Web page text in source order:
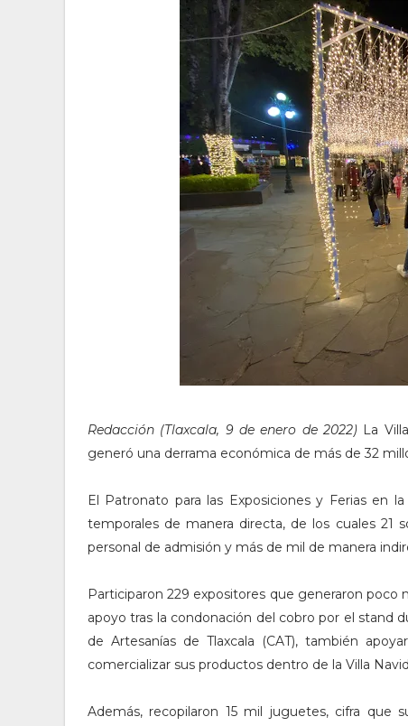
Redacción (Tlaxcala, 9 de enero de 2022) La
generó una derrama económica de más de 32
El Patronato para las Exposiciones y Ferias en
temporales de manera directa, de los cuales 21
personal de admisión y más de mil de manera
Participaron 229 expositores que generaron
apoyo tras la condonación del cobro por el stand
de Artesanías de Tlaxcala (CAT), también
comercializar sus productos dentro de la Villa
Además, recopilaron 15 mil juguetes, cifra que